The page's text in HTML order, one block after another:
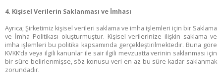
4. Kişisel Verilerin Saklanması ve İmhası
Ayrıca; Şirketimiz kişisel verileri saklama ve imha işlemleri için bir Saklama
ve İmha Politikası oluşturmuştur. Kişisel verilerinize ilişkin saklama ve
imha işlemleri bu politika kapsamında gerçekleştirilmektedir. Buna göre
KVKK’da veya ilgili kanunlar ile sair ilgili mevzuatta verinin saklanması için
bir süre belirlenmişse, söz konusu veri en az bu süre kadar saklanmak
zorundadır.